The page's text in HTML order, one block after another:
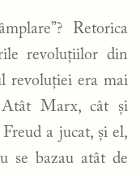
Retorica
revoluțiilor din
revoluției era mai
Atât Marx, cât și
a jucat, și el,
se bazau atât de